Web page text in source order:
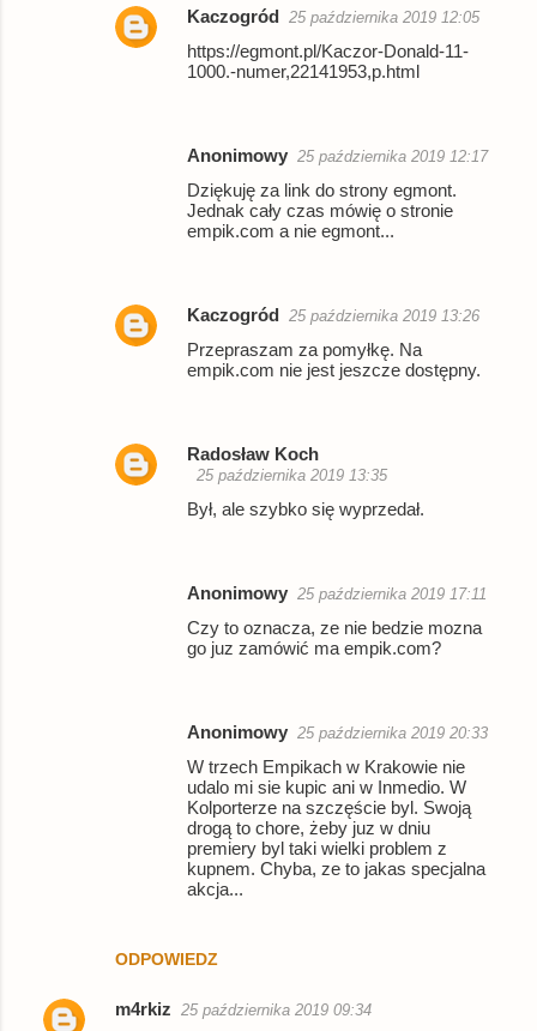
ODPOWIEDZ
Kaczogród 25 października 2019 12:05
https://egmont.pl/Kaczor-Donald-11-
1000.-numer,22141953,p.html
Anonimowy 25 października 2019 12:17
Dziękuję za link do strony egmont.
Jednak cały czas mówię o stronie
empik.com a nie egmont...
Kaczogród 25 października 2019 13:26
Przepraszam za pomyłkę. Na
empik.com nie jest jeszcze dostępny.
Radosław Koch
25 października 2019 13:35
Był, ale szybko się wyprzedał.
Anonimowy 25 października 2019 17:11
Czy to oznacza, ze nie bedzie mozna
go juz zamówić ma empik.com?
Anonimowy 25 października 2019 20:33
W trzech Empikach w Krakowie nie
udalo mi sie kupic ani w Inmedio. W
Kolporterze na szczęście byl. Swoją
drogą to chore, żeby juz w dniu
premiery byl taki wielki problem z
kupnem. Chyba, ze to jakas specjalna
akcja...
m4rkiz 25 października 2019 09:34